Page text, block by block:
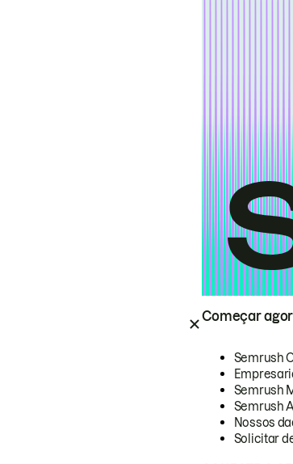
Começar
Semrush
Semrush
Semrush
Nossos
Solicitar